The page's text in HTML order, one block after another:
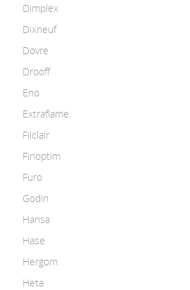
Dimplex
Dixneuf
Dovre
Drooff
Eno
Extraflame
Filclair
Finoptim
Furo
Godin
Hansa
Hase
Hergom
Heta